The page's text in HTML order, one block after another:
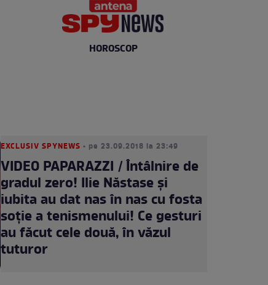
HOROSCOP
EXCLUSIV SPYNEWS • pe 23.09.2018 la 23:49
VIDEO PAPARAZZI / Întâlnire de
gradul zero! Ilie Năstase şi
iubita au dat nas în nas cu fosta
soţie a tenismenului! Ce gesturi
au făcut cele două, în văzul
tuturor